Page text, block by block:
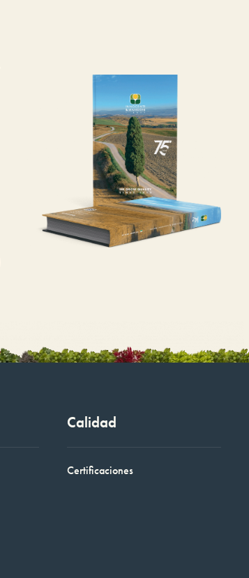
Calidad
Certificaciones